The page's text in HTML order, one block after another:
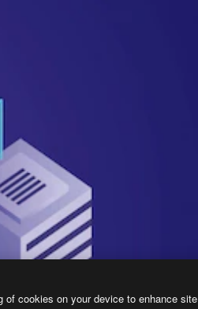
of cookies on your device to enhance site